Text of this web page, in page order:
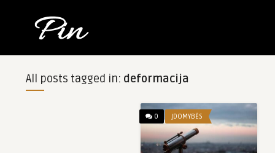
All posts tagged in: deformacija
0 ĮDOMYBĖS